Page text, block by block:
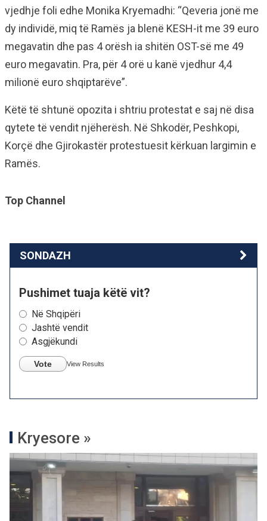
vjedhje foli edhe Monika Kryemadhi: “Qeveria jonë me
dy individë, miq të Ramës ja blenë KESH-it me 39 euro
megavatin dhe pas 4 orësh ia shitën OST-së me 49
euro megavatin. Pra, për 4 orë u kanë vjedhur 4,4
milionë euro shqiptarëve”.
Këtë të shtunë opozita i shtriu protestat e saj në disa
qytete të vendit njëherësh. Në Shkodër, Peshkopi,
Korçë dhe Gjirokastër protestuesit kërkuan largimin e
Ramës.
Top Channel
SONDAZH
Pushimet tuaja këtë vit?
Në Shqipëri
Jashtë vendit
Asgjëkundi
Vote View Results
Kryesore »